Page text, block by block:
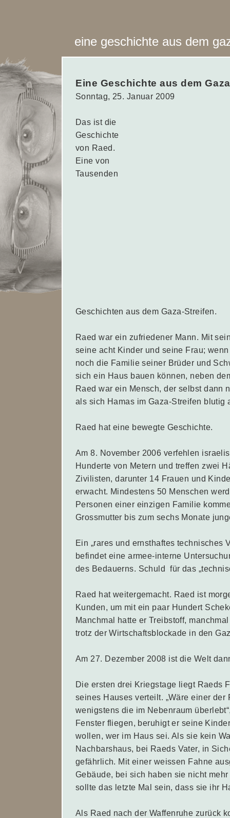
eine geschichte aus dem
Eine Geschichte aus dem
Sonntag, 25. Januar 2009
Das ist die
Geschichte
von Raed.
Eine von
Tausenden
Geschichten aus dem Gaza-Streifen.
Raed war ein zufriedener Mann. Mit
seine acht Kinder und seine Frau;
noch die Familie seiner Brüder und
sich ein Haus bauen können, neben
Raed war ein Mensch, der selbst dann
als sich Hamas im Gaza-Streifen blutig
Raed hat eine bewegte Geschichte.
Am 8. November 2006 verfehlen
Hunderte von Metern und treffen zwei
Zivilisten, darunter 14 Frauen und
erwacht. Mindestens 50 Menschen
Personen einer einzigen Familie
Grossmutter bis zum sechs Monate
Ein „rares und ernsthaftes technisches
befindet eine armee-interne
des Bedauerns. Schuld für das
Raed hat weitergemacht. Raed ist
Kunden, um mit ein paar Hundert
Manchmal hatte er Treibstoff,
trotz der Wirtschaftsblockade in den
Am 27. Dezember 2008 ist die Welt
Die ersten drei Kriegstage liegt Raeds
seines Hauses verteilt. „Wäre einer
wenigstens die im Nebenraum
Fenster fliegen, beruhigt er seine
wollen, wer im Haus sei. Als sie kein
Nachbarshaus, bei Raeds Vater, in
gefährlich. Mit einer weissen Fahne
Gebäude, bei sich haben sie nicht
sollte das letzte Mal sein, dass sie ihr
Als Raed nach der Waffenruhe zurück